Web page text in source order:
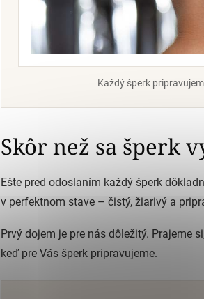
Každý šperk
Skôr než sa šperk
Ešte pred odoslaním každý šperk
v perfektnom stave – čistý, žiarivý a
Prvý dojem je pre nás dôležitý. Prajeme
keď pre Vás šperk pripravujeme.